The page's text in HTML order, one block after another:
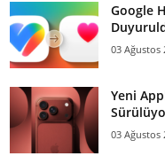
Google
03 Ağustos
Yeni
03 Ağustos